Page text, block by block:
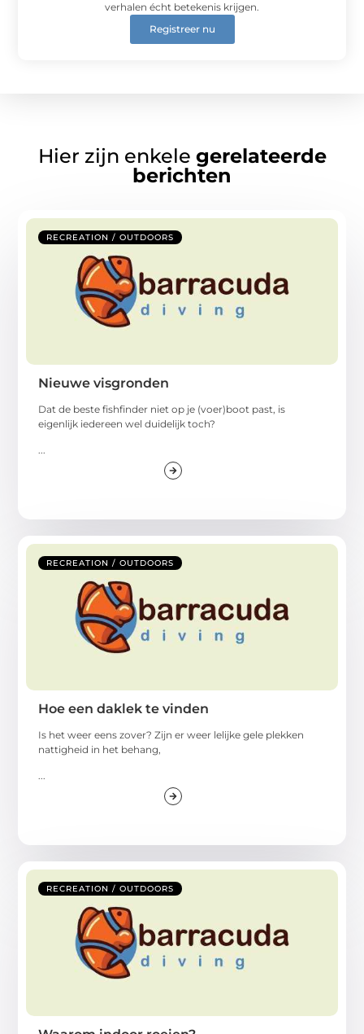
verhalen écht betekenis krijgen.
Registreer nu
Hier zijn enkele gerelateerde
berichten
RECREATION / OUTDOORS
Nieuwe visgronden
Dat de beste fishfinder niet op je (voer)boot past, is
eigenlijk iedereen wel duidelijk toch?
...
RECREATION / OUTDOORS
Hoe een daklek te vinden
Is het weer eens zover? Zijn er weer lelijke gele plekken
nattigheid in het behang,
...
RECREATION / OUTDOORS